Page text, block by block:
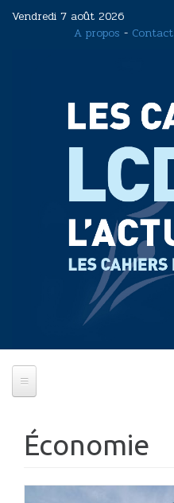
Vendredi 7 août 2026
A propos - Contact
Économie